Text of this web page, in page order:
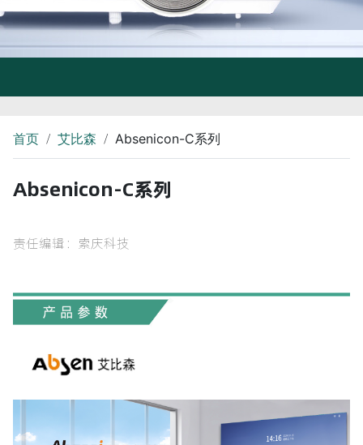
首页 / 艾比森 / Absenicon-C系列
Absenicon-C系列
责任编辑：索庆科技